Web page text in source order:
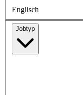
Englisch
Jobtyp